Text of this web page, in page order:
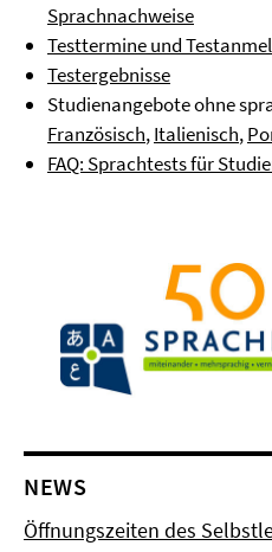
Sprachnachweise
Testtermine und
Testergebnisse
Studienangebote ohne
Französisch,Italienisch,
FAQ: Sprachtests für
NEWS
Öffnungszeiten des